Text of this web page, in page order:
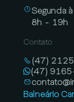
Segunda
8h - 19h
Contato
(47)
(47)
Balneário